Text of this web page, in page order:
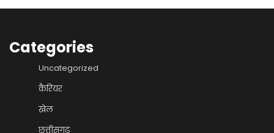
Categories
Uncategorized
कैरियर
खेल
छत्तीसगढ़